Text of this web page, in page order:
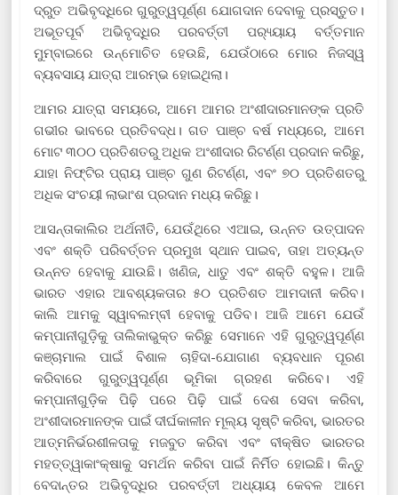
ଦ୍ରୁତ ଅଭିବୃଦ୍ଧିରେ ଗୁରୁତ୍ୱପୂର୍ଣ୍ଣ ଯୋଗଦାନ ଦେବାକୁ ପ୍ରସ୍ତୁତ।
ଅଭୂତପୂର୍ବ ଅଭିବୃଦ୍ଧିର ପରବର୍ତ୍ତୀ ପର‌୍ୟ୍ୟାୟ ବର୍ତ୍ତମାନ
ମୁମ୍ବାଇରେ ଉନ୍ମୋଚିତ ହେଉଛି, ଯେଉଁଠାରେ ମୋର ନିଜସ୍ୱ
ବ୍ୟବସାୟ ଯାତ୍ରା ଆରମ୍ଭ ହୋଇଥିଲା।
ଆମର ଯାତ୍ରା ସମୟରେ, ଆମେ ଆମର ଅଂଶୀଦାରମାନଙ୍କ ପ୍ରତି
ଗଭୀର ଭାବରେ ପ୍ରତିବଦ୍ଧ। ଗତ ପାଞ୍ଚ ବର୍ଷ ମଧ୍ୟରେ, ଆମେ
ମୋଟ ୩୦୦ ପ୍ରତିଶତରୁ ଅଧିକ ଅଂଶୀଦାର ରିଟର୍ଣ୍ଣ ପ୍ରଦାନ କରିଛୁ,
ଯାହା ନିଫ୍ଟିର ପ୍ରାୟ ପାଞ୍ଚ ଗୁଣ ରିଟର୍ଣ୍ଣ, ଏବଂ ୭୦ ପ୍ରତିଶତରୁ
ଅଧିକ ସଂଚୟୀ ଲାଭାଂଶ ପ୍ରଦାନ ମଧ୍ୟ କରିଛୁ।
ଆସନ୍ତାକାଲିର ଅର୍ଥନୀତି, ଯେଉଁଥିରେ ଏଆଇ, ଉନ୍ନତ ଉତ୍ପାଦନ
ଏବଂ ଶକ୍ତି ପରିବର୍ତ୍ତନ ପ୍ରମୁଖ ସ୍ଥାନ ପାଇବ, ତାହା ଅତ୍ୟନ୍ତ
ଉନ୍ନତ ହେବାକୁ ଯାଉଛି। ଖଣିଜ, ଧାତୁ ଏବଂ ଶକ୍ତି ବହୁଳ। ଆଜି
ଭାରତ ଏହାର ଆବଶ୍ୟକତାର ୫୦ ପ୍ରତିଶତ ଆମଦାନୀ କରିବ।
କାଲି ଆମକୁ ସ୍ୱାବଲମ୍ବୀ ହେବାକୁ ପଡିବ। ଆଜି ଆମେ ଯେଉଁ
କମ୍ପାନୀଗୁଡ଼ିକୁ ତାଲିକାଭୁକ୍ତ କରିଛୁ ସେମାନେ ଏହି ଗୁରୁତ୍ୱପୂର୍ଣ୍ଣ
କଞ୍ଚାମାଲ ପାଇଁ ବିଶାଳ ଚାହିଦା-ଯୋଗାଣ ବ୍ୟବଧାନ ପୂରଣ
କରିବାରେ ଗୁରୁତ୍ୱପୂର୍ଣ୍ଣ ଭୂମିକା ଗ୍ରହଣ କରିବେ। ଏହି
କମ୍ପାନୀଗୁଡ଼ିକ ପିଢ଼ି ପରେ ପିଢ଼ି ପାଇଁ ଦେଶ ସେବା କରିବା,
ଅଂଶୀଦାରମାନଙ୍କ ପାଇଁ ଦୀର୍ଘକାଳୀନ ମୂଲ୍ୟ ସୃଷ୍ଟି କରିବା, ଭାରତର
ଆତ୍ମନିର୍ଭରଶୀଳତାକୁ ମଜବୁତ କରିବା ଏବଂ ବୀକ୍ଷିତ ଭାରତର
ମହତ୍ତ୍ୱାକାଂକ୍ଷାକୁ ସମର୍ଥନ କରିବା ପାଇଁ ନିର୍ମିତ ହୋଇଛି। କିନ୍ତୁ
ବେଦାନ୍ତର ଅଭିବୃଦ୍ଧିର ପରବର୍ତ୍ତୀ ଅଧ୍ୟାୟ କେବଳ ଆମେ